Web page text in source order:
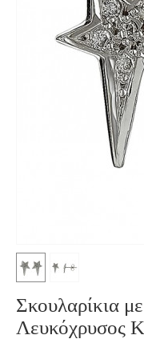
Σκουλαρίκια
Λευκόχρυσος